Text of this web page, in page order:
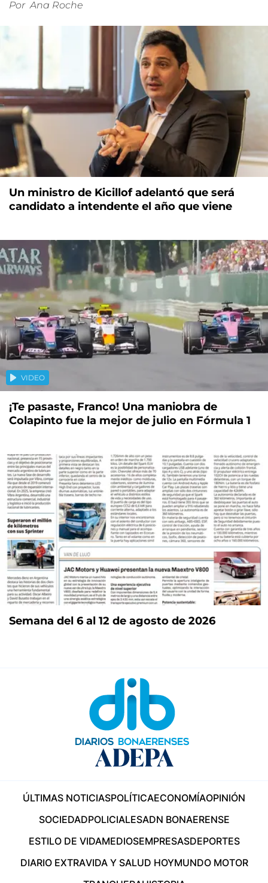
Por Ana Roche
Un ministro de Kicillof adelantó que será
candidato a intendente el año que viene
VIDEO
¡Te pasaste, Franco! Una maniobra de
Colapinto fue la mejor de julio en Fórmula 1
Semana del 6 al 12 de agosto de 2026
ÚLTIMAS NOTICIASPOLÍTICAECONOMÍAOPINIÓN
SOCIEDADPOLICIALESADN BONAERENSE
ESTILO DE VIDAMEDIOSEMPRESASDEPORTES
DIARIO EXTRAVIDA Y SALUD HOYMUNDO MOTOR